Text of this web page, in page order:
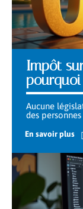
Impôt
Aucune
des
En savoir plus